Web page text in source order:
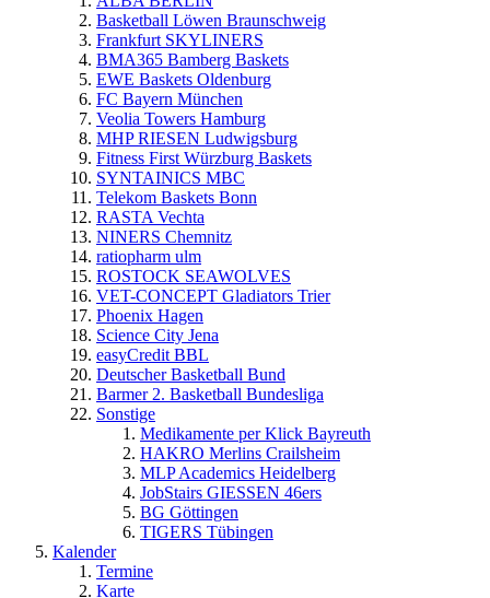
Basketball Löwen Braunschweig
Frankfurt SKYLINERS
BMA365 Bamberg Baskets
EWE Baskets Oldenburg
FC Bayern München
Veolia Towers Hamburg
MHP RIESEN Ludwigsburg
Fitness First Würzburg Baskets
SYNTAINICS MBC
Telekom Baskets Bonn
RASTA Vechta
NINERS Chemnitz
ratiopharm ulm
ROSTOCK SEAWOLVES
VET-CONCEPT Gladiators Trier
Phoenix Hagen
Science City Jena
easyCredit BBL
Deutscher Basketball Bund
Barmer 2. Basketball Bundesliga
Sonstige
Medikamente per Klick Bayreuth
HAKRO Merlins Crailsheim
MLP Academics Heidelberg
JobStairs GIESSEN 46ers
BG Göttingen
TIGERS Tübingen
Kalender
Termine
Karte